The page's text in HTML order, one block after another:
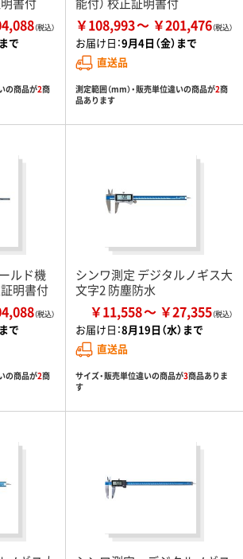
で
の商品が2商
￥108,993 ￥201,476
お届け日：9月4日（金）まで
直送品
測定範囲（mm）・販売単位違いの商品が2商
品あります
ルド機
明書付
で
の商品が2商
シンワ測定 デジタルノギス大
文字2 防塵防水
￥11,558 ￥27,355
お届け日：8月19日（水）まで
直送品
サイズ・販売単位違いの商品が3商品ありま
す